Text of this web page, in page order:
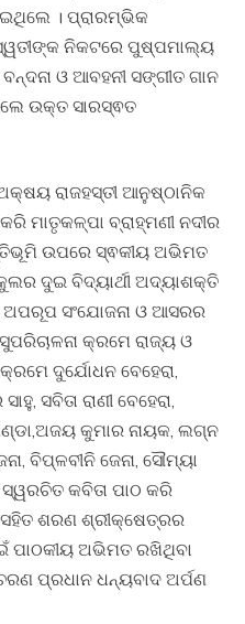
। ପ୍ରାରମ୍ଭିକ
ନିକଟରେ ପୁଷ୍ପମାଲ୍ୟ
ଓ ଆବହନୀ ସଙ୍ଗୀତ ଗାନ
ଉକ୍ତ ସାରସ୍ଵତ
ରାଜହସ୍ତୀ ଆନୁଷ୍ଠାନିକ
ମାତୃକଳ୍ପା ବ୍ରାହ୍ମଣୀ ନଦୀର
ଉପରେ ସ୍ଵକୀୟ ଅଭିମତ
ଦୁଇ ବିଦ୍ୟାର୍ଥୀ ଅଦ୍ୟାଶକ୍ତି
ଅପରୂପ ସଂଯୋଜନା ଓ ଆସରର
ସୁପରିଚାଳନା କ୍ରମେ ରାଜ୍ୟ ଓ
ଦୁର୍ଯୋଧନ ବେହେରା,
ସବିତା ରାଣୀ ବେହେରା,
କୁମାର ନାୟକ, ଲଗ୍ନ
ବିପ୍ଳବୀନି ଜେନା, ସୌମ୍ୟା
କବିତା ପାଠ କରି
ଶରଣ ଶ୍ରୀକ୍ଷେତ୍ରର
ପାଠକୀୟ ଅଭିମତ ରଖିଥିବା
ପ୍ରଧାନ ଧନ୍ୟବାଦ ଅର୍ପଣ